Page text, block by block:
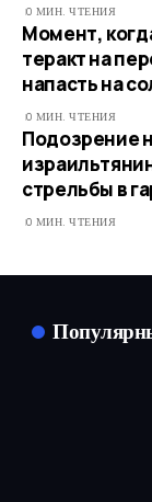
0 МИН. ЧТЕНИЯ
Момент,
теракт на
напасть на
0 МИН. ЧТЕНИЯ
Подозрение
стрельбы в
0 МИН. ЧТЕНИЯ